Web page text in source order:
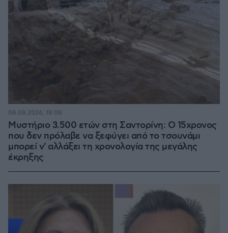
Μυστήριο 3.500 ετών στη Σαντορίνη: Ο 15χρονος
που δεν πρόλαβε να ξεφύγει από το τσουνάμι
μπορεί ν' αλλάξει τη χρονολογία της μεγάλης
έκρηξης
08.08.2026, 18:08